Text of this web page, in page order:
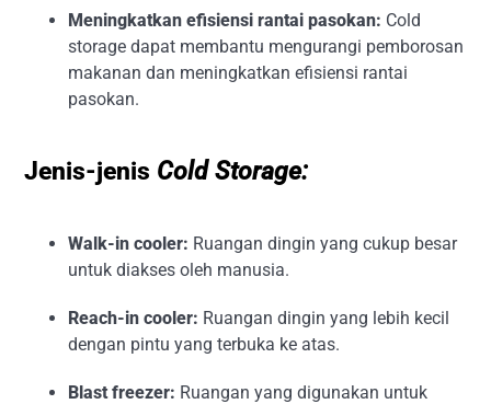
Meningkatkan efisiensi rantai pasokan: Cold
storage dapat membantu mengurangi pemborosan
makanan dan meningkatkan efisiensi rantai
pasokan.
Jenis-jenis Cold Storage:
Walk-in cooler: Ruangan dingin yang cukup besar
untuk diakses oleh manusia.
Reach-in cooler: Ruangan dingin yang lebih kecil
dengan pintu yang terbuka ke atas.
Blast freezer: Ruangan yang digunakan untuk